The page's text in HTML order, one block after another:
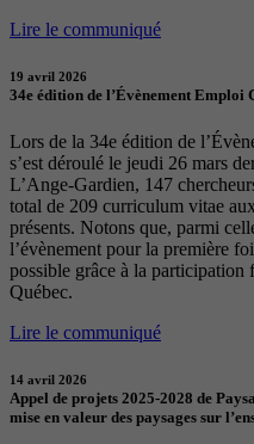
Lire le communiqué
19 avril 2026
34e édition de l’Évènement
Lors de la 34e édition de
s’est déroulé le jeudi 26 mars
L’Ange-Gardien, 147
total de 209 curriculum vitae
présents. Notons que, parmi
l’évènement pour la première
possible grâce à la participation
Québec.
Lire le communiqué
14 avril 2026
Appel de projets 2025-2028 de
mise en valeur des paysages sur